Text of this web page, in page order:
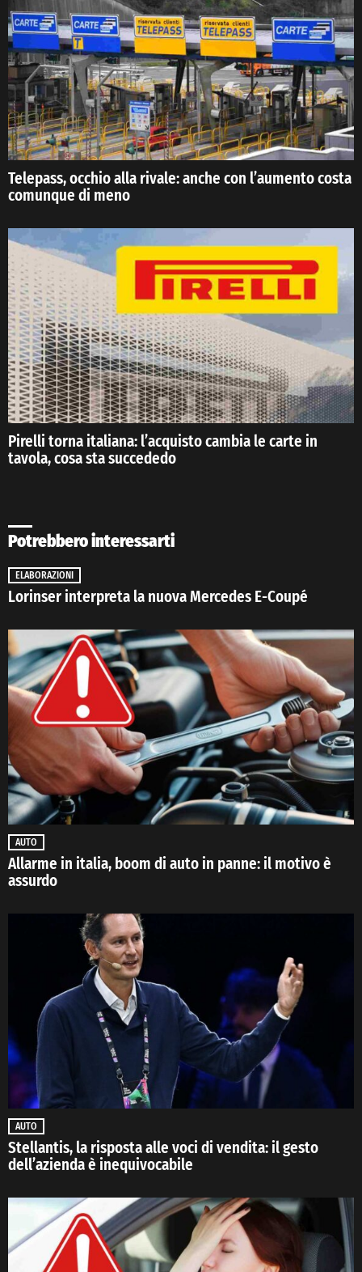
Telepass, occhio alla rivale: anche con l’aumento costa
comunque di meno
Pirelli torna italiana: l’acquisto cambia le carte in
tavola, cosa sta succededo
Potrebbero interessarti
ELABORAZIONI
Lorinser interpreta la nuova Mercedes E-Coupé
AUTO
Allarme in italia, boom di auto in panne: il motivo è
assurdo
AUTO
Stellantis, la risposta alle voci di vendita: il gesto
dell’azienda è inequivocabile